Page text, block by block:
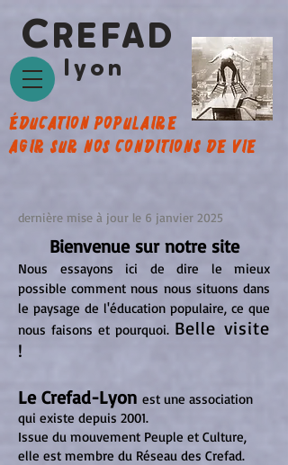
éducation populaire
agir sur nos conditions de vie
CREFAD
lyon
dernière mise à jour le 6 janvier 2025
Bienvenue sur notre site
Nous essayons ici de dire le mieux
possible comment nous nous situons dans
le paysage de l'éducation populaire, ce que
nous faisons et pourquoi. Belle visite
!
Le Crefad-Lyon est une association
qui existe depuis 2001.
Issue du mouvement Peuple et Culture,
elle est membre du Réseau des Crefad.